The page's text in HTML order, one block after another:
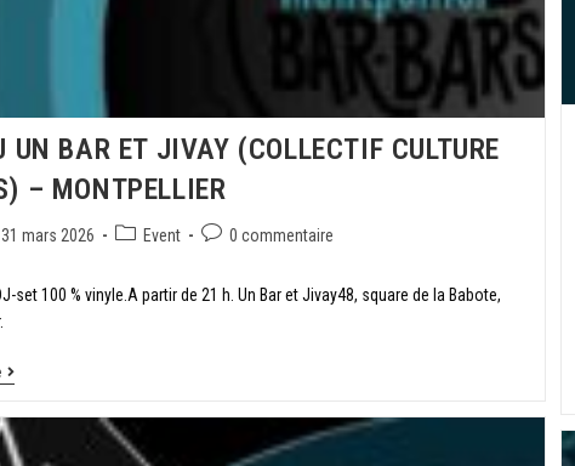
UN BAR ET JIVAY (COLLECTIF CULTURE
– MONTPELLIER
31 mars 2026 Event 0 commentaire
set 100 % vinyle.A partir de 21 h. Un Bar et Jivay48, square de la Babote,